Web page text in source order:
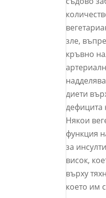
зле,
кръвно
диети
дефицита
Някои
функция
за
висок,
върху
което им